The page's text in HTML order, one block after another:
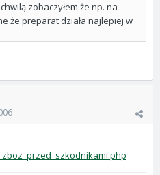
zobaczyłem że np. na
że preparat działa najlepiej w